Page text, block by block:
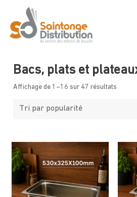
content
Boutique
plateaux
Bacs, plats et
Affichage de 1–16 sur 47 résultats